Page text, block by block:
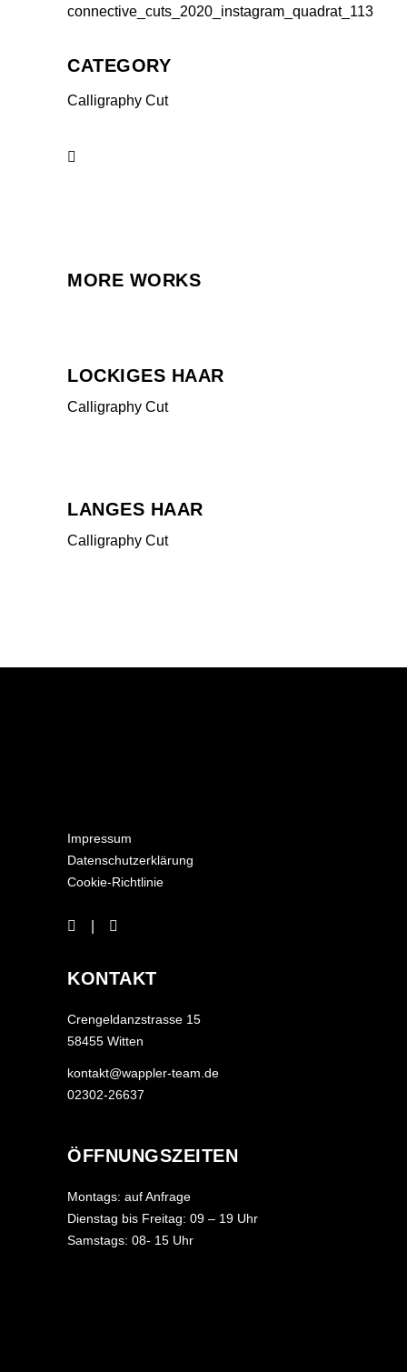
CATEGORY
Calligraphy Cut
MORE WORKS
LOCKIGES HAAR
Calligraphy Cut
LANGES HAAR
Calligraphy Cut
Impressum
Datenschutzerklärung
Cookie-Richtlinie
KONTAKT
Crengeldanzstrasse 15
58455 Witten
kontakt@wappler-team.de
02302-26637
ÖFFNUNGSZEITEN
Montags: auf Anfrage
Dienstag bis Freitag: 09 – 19 Uhr
Samstags: 08- 15 Uhr